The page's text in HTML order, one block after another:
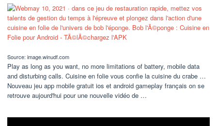
Source: image.winudf.com
Play as long as you want, no more limitations of battery, mobile data
and disturbing calls. Cuisine en folie vous confie la cuisine du crabe …
Nouveau jeu app mobile gratuit ios et android gameplay français on se
retrouve aujourd'hui pour une nouvelle vidéo de …